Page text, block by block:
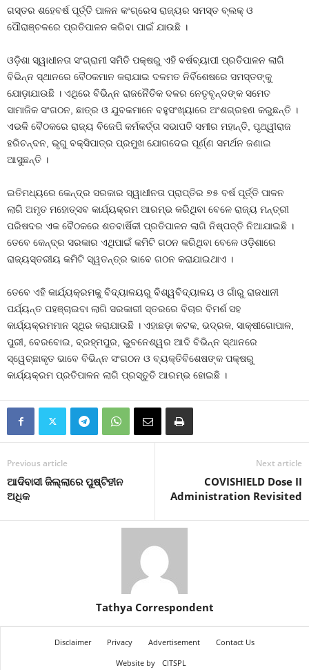
ଗସ୍ତର ଶହେବର୍ଷ ପୂର୍ତ୍ତି ପାଳନ କଂଗ୍ରେସ ରାଜ୍ୟର ସମସ୍ତ ବ୍ଲକ୍‍ ଓ
ପୌରାଞ୍ଚଳରେ ପ୍ରତିପାଳନ କରିବା ପାଇଁ ଯାଉଛି ।
ଓଡ଼ିଶା ସ୍ୱାଧୀନତା ସଂଗ୍ରାମୀ ସମିତି ପକ୍ଷରୁ ଏହି ବର୍ଷବ୍ୟାପୀ ପ୍ରତିପାଳନ ଲାଗି
ବିଭିନ୍ନ ସ୍ଥାନରେ ବୈଠକମାନ କରାଯାଇ ଦଳମତ ନିର୍ବିଶେଷରେ ସମସ୍ତଙ୍କୁ
ଯୋଡ଼ାଯାଉଛି । ଏଥିରେ ବିଭିନ୍ନ ରାଜନୈତିକ ଦଳର ନେତୃବୃନ୍ଦଙ୍କ ସମେତ
ସାମାଜିକ ସଂଗଠନ, ଛାତ୍ର ଓ ଯୁବକମାନେ ବହୁସଂଖ୍ୟାରେ ଅଂଶଗ୍ରହଣ କରୁଛନ୍ତି ।
ଏଭଳି ବୈଠକରେ ରାଜ୍ୟ ବିଜେପି କର୍ମକର୍ତ୍ତା ସଭାପତି ସମୀର ମହାନ୍ତି, ପୃଥ୍ୱୀରାଜ
ହରିଚନ୍ଦନ, ଭୃଗୁ ବକ୍ସିପାତ୍ର ପ୍ରମୁଖ ଯୋଗଦେଇ ପୂର୍ଣ୍ଣ ସମର୍ଥନ ଜଣାଇ
ଆସୁଛନ୍ତି ।
ଇତିମଧ୍ୟରେ କେନ୍ଦ୍ର ସରକାର ସ୍ୱାଧୀନତା ପ୍ରାପ୍ତିର ୭୫ ବର୍ଷ ପୂର୍ତ୍ତି ପାଳନ
ଲାଗି ଅମୃତ ମହୋତ୍ସବ କାର୍ଯ୍ୟକ୍ରମ ଆରମ୍ଭ କରିଥିବା ବେଳେ ରାଜ୍ୟ ମନ୍ତ୍ରୀ
ପରିଷଦର ଏକ ବୈଠକରେ ଶତବାର୍ଷିକୀ ପ୍ରତିପାଳନ ଲାଗି ନିଷ୍ପତ୍ତି ନିଆଯାଇଛି ।
ତେବେ କେନ୍ଦ୍ର ସରକାର ଏଥିପାଇଁ କମିଟି ଗଠନ କରିଥିବା ବେଳେ ଓଡ଼ିଶାରେ
ରାଜ୍ୟସ୍ତରୀୟ କମିଟି ସ୍ୱତନ୍ତ୍ର ଭାବେ ଗଠନ କରାଯାଇଥାଏ ।
ତେବେ ଏହି କାର୍ଯ୍ୟକ୍ରମକୁ ବିଦ୍ୟାଳୟରୁ ବିଶ୍ୱବିଦ୍ୟାଳୟ ଓ ଗାଁରୁ ରାଜଧାନୀ
ପର୍ଯ୍ୟନ୍ତ ପହଞ୍ଚାଇବା ଲାଗି ସରକାରୀ ସ୍ତରରେ ବିଚାର ବିମର୍ଶ ସହ
କାର୍ଯ୍ୟକ୍ରମମାନ ସ୍ଥିର କରାଯାଉଛି । ଏହାଛଡ଼ା କଟକ, ଭଦ୍ରକ, ସାକ୍ଷୀଗୋପାଳ,
ପୁରୀ, ବେରବୋଇ, ବ୍ରହ୍ମପୁର, ଭୁବନେଶ୍ୱର ଆଦି ବିଭିନ୍ନ ସ୍ଥାନରେ
ସ୍ୱେଚ୍ଛାକୃତ ଭାବେ ବିଭିନ୍ନ ସଂଗଠନ ଓ ବ୍ୟକ୍ତିବିଶେଷଙ୍କ ପକ୍ଷରୁ
କାର୍ଯ୍ୟକ୍ରମ ପ୍ରତିପାଳନ ଲାଗି ପ୍ରସ୍ତୁତି ଆରମ୍ଭ ହୋଇଛି ।
Previous article
ଆଦିବାସୀ ଜିଲ୍ଲାରେ ପୁଷ୍ଟିହୀନ
ଅଧିକ
Next article
COVISHIELD Dose II
Administration Revisited
Tathya Correspondent
Disclaimer Privacy Advertisement
Contact Us
Website by
CITSPL